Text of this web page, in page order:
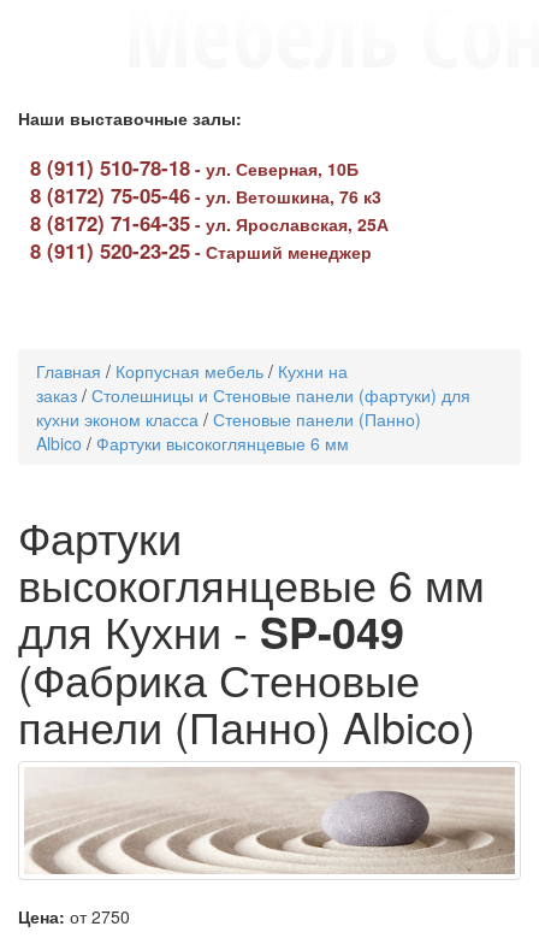
Наши выставочные залы:
8 (911) 510-78-18 - ул. Северная, 10Б
8 (8172) 75-05-46 - ул. Ветошкина, 76 к3
8 (8172) 71-64-35 - ул. Ярославская, 25А
8 (911) 520-23-25 - Старший менеджер
Главная / Корпусная мебель / Кухни на
заказ / Столешницы и Стеновые панели (фартуки) для
кухни эконом класса / Стеновые панели (Панно)
Albico / Фартуки высокоглянцевые 6 мм
Фартуки
высокоглянцевые 6 мм
для Кухни - SP-049
(Фабрика Стеновые
панели (Панно) Albico)
Цена: от 2750